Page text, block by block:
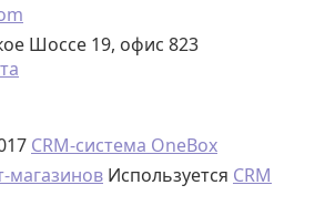
Шоссе 19, офис 823
CRM-система OneBox
магазинов Используется CRM